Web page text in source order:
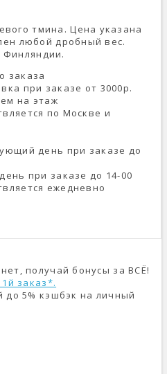
тмина. Цена указана
любой дробный вес.
заказа
при заказе от 3000р.
на этаж
по Москве и
день при заказе до
при заказе до 14-00
ежедневно
получай бонусы за ВСЁ!
заказ*.
до 5% кэшбэк на личный